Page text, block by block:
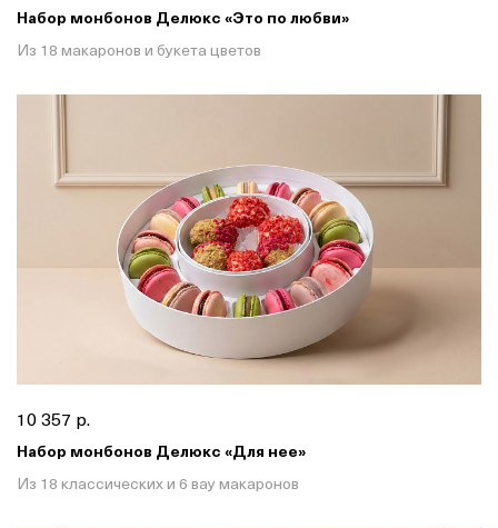
Набор монбонов Делюкс «Это по любви»
Из 18 макаронов и букета цветов
10 357 р.
Набор монбонов Делюкс «Для нее»
Из 18 классических и 6 вау макаронов